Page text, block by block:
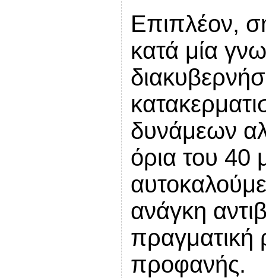
Επιπλέον,
κατά μία
δυνάμεων
όρια του 40
ανάγκη
πραγματική
προφανής.